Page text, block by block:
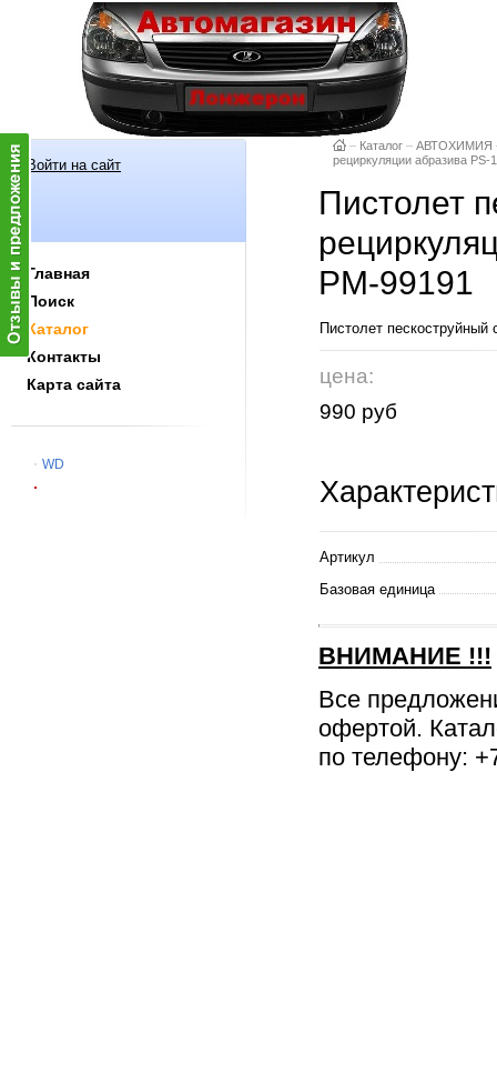
Войти на сайт
Главная
Поиск
Каталог
Контакты
Карта сайта
WD
– Каталог – АВТОХИМИЯ
рециркуляции абразива
Пистолет
РМ-99191
Пистолет
цена:
990 руб
Артикул
Базовая единица
ВНИМАНИЕ !!!
Все
офертой.
по телефону: